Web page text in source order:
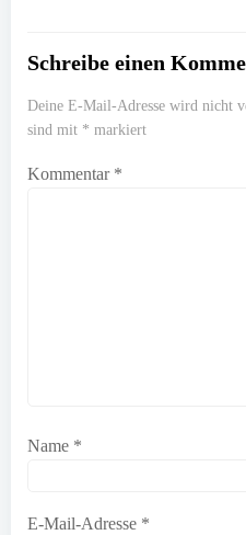
Schreibe einen
Deine E-Mail-Adresse wird nicht
sind mit * markiert
Kommentar *
Name *
E-Mail-Adresse *